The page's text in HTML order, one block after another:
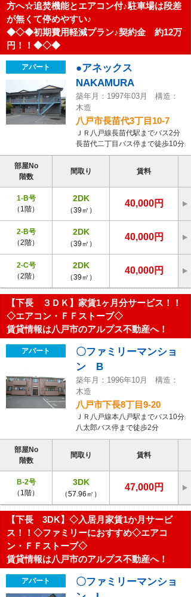
方へ☆追焚機能とエアコン付♪駐車場は段差
が無くて停めやすい♪
◆◇◆初期費用軽減プラン♪契約金 約12万
円！！◆◇◆
アパート
●アネックス
NAKAMURA
築年月：1997年03月 構造：
木造
八戸市長苗代3丁目10-7
ＪＲ八戸線長苗代駅までバス2分
長苗代二丁目バス停まで徒歩10分
部屋No
階数
間取り 賃料
1-B号
（1階）
2DK
（39㎡）
40,000円
2-B号
（2階）
2DK
（39㎡）
40,000円
2-C号
（2階）
2DK
（39㎡）
40,000円
【下長 ３ＤＫ】家賃1ヶ月分サービス！！
◇エアコン・ＦＦストーブ◇
賃貸情報は八戸市のアルプス不動産へ！
アパート
〇ファミリーマンショ
ン B
築年月：1996年10月 構造：
木造
八戸市下長8丁目9-20
ＪＲ八戸線本八戸駅までバス10分
八太郎バス停まで徒歩2分
部屋No
階数
間取り 賃料
B-2号
（1階）
3DK
（57.96㎡）
47,000円
【下長 3DK】◇入居月家賃1か月サービ
ス！！◇ファミリーにおすすめ◇エアコ
ン・ＦＦストーブ◇
賃貸情報は八戸市のアルプス不動産へ！
アパート
〇ファミリーマンショ